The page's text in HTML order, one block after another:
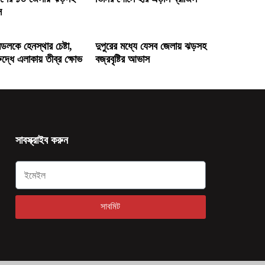
হেনস্থার চেষ্টা,
এলাকায় তীব্র ক্ষোভ
দুপুরের মধ্যে যেসব জেলায় ঝড়সহ
বজ্রবৃষ্টির আভাস
সাবস্ক্রাইব করুন
সাবমিট